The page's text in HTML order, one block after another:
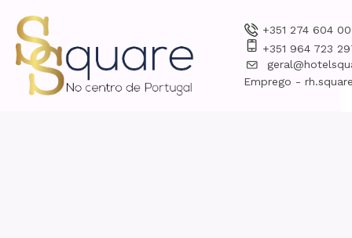
+351 274 604
+351 964 723
Emprego -